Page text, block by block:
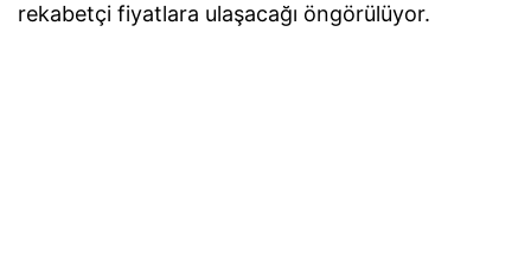
rekabetçi fiyatlara ulaşacağı öngörülüyor.